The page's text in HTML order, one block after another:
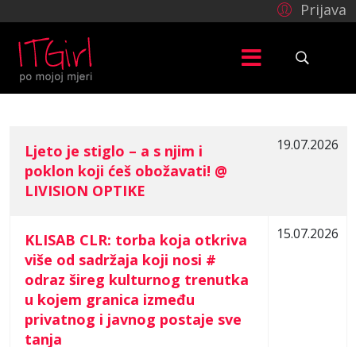
Prijava
COM_CONTENT_ARTICLES_TABLE_CAPTION
Ljeto je stiglo – a s njim i
poklon koji ćeš obožavati! @
LIVISION OPTIKE
19.07.2026
KLISAB CLR: torba koja otkriva
više od sadržaja koji nosi #
odraz šireg kulturnog trenutka
u kojem granica između
privatnog i javnog postaje sve
tanja
15.07.2026